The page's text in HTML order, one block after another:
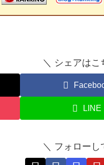
＼ シェアはこ
LINE
＼ フォローし